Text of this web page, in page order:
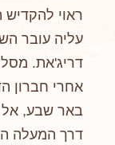
ראוי
עליה עובר
דריג'את.
אחרי חברון
באר שבע, אל
דרך המעלה